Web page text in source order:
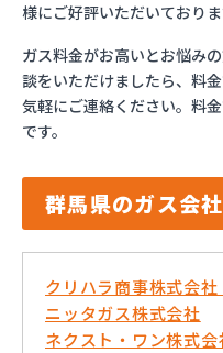
様にご好評いただいておりま
ガス料金がお高いとお悩み
談をいただけましたら、料
気軽にご連絡ください。料
です。
群馬県のガス会
クリハラ商事株式会
ニッタガス株式会社
ネクスト・ワン株式